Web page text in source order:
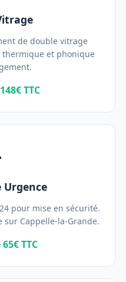
de double vitrage
et phonique
TTC
Urgence
pour mise en sécurité.
Cappelle-la-Grande.
TTC